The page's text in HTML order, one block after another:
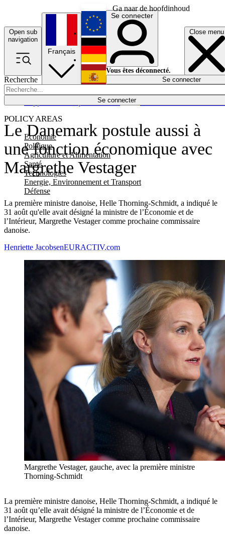
Ga naar de hoofdinhoud
Open sub
navigation
Close menu
Recherche
Se connecter
POLICY AREAS
Economie
Politique
Agriculture et Alimentation
Santé
Technologies
Energie, Environnement et Transport
Défense
Économie
Français
English
Deutsch
Español
Se connecter
Vous êtes déconnecté.
Se connecter
Le Danemark postule aussi à
une fonction économique avec
Margrethe Vestager
La première ministre danoise, Helle Thorning-Schmidt, a indiqué le
31 août qu'elle avait désigné la ministre de l’Économie et de
l’Intérieur, Margrethe Vestager comme prochaine commissaire
danoise.
Henriette JacobsenEURACTIV.com
Margrethe Vestager, gauche, avec la première ministre
Thorning-Schmidt
La première ministre danoise, Helle Thorning-Schmidt, a indiqué le
31 août qu’elle avait désigné la ministre de l’Économie et de
l’Intérieur, Margrethe Vestager comme prochaine commissaire
danoise.